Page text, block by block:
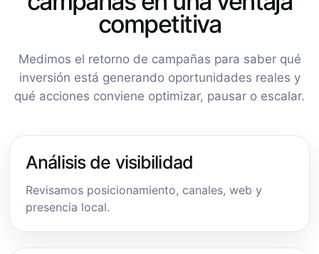
competitiva
Medimos el retorno de campañas para saber qué
inversión está generando oportunidades reales y
qué acciones conviene optimizar, pausar o escalar.
Análisis de visibilidad
Revisamos posicionamiento, canales, web y
presencia local.